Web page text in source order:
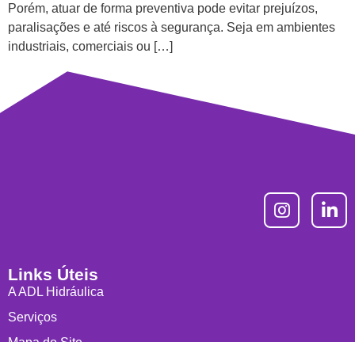
Porém, atuar de forma preventiva pode evitar prejuízos,
paralisações e até riscos à segurança. Seja em ambientes
industriais, comerciais ou […]
Links Úteis
A ADL Hidráulica
Serviços